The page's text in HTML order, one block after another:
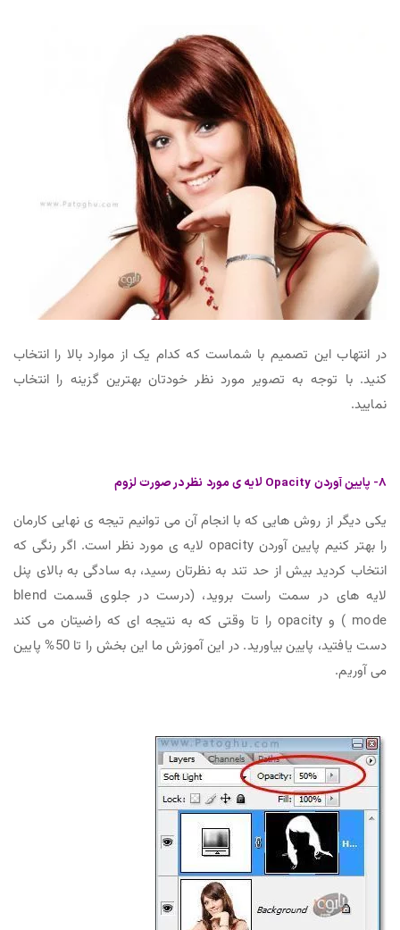
در انتهاب این تصمیم با شماست که کدام یک از موارد بالا را انتخاب
کنید. با توجه به تصویر مورد نظر خودتان بهترین گزینه را انتخاب
نمایید.
8- پایین آوردن Opacity لایه ی مورد نظر در صورت لزوم
یکی دیگر از روش هایی که با انجام آن می توانیم تیجه ی نهایی کارمان
را بهتر کنیم پایین آوردن opacity لایه ی مورد نظر است. اگر رنگی که
انتخاب کردید بیش از حد تند به نظرتان رسید، به سادگی به بالای پنل
لایه های در سمت راست بروید، (درست در جلوی قسمت blend
mode ) و opacity را تا وقتی که به نتیجه ای که راضیتان می کند
دست یافتید، پایین بیاورید. در این آموزش ما این بخش را تا 50% پایین
می آوریم.